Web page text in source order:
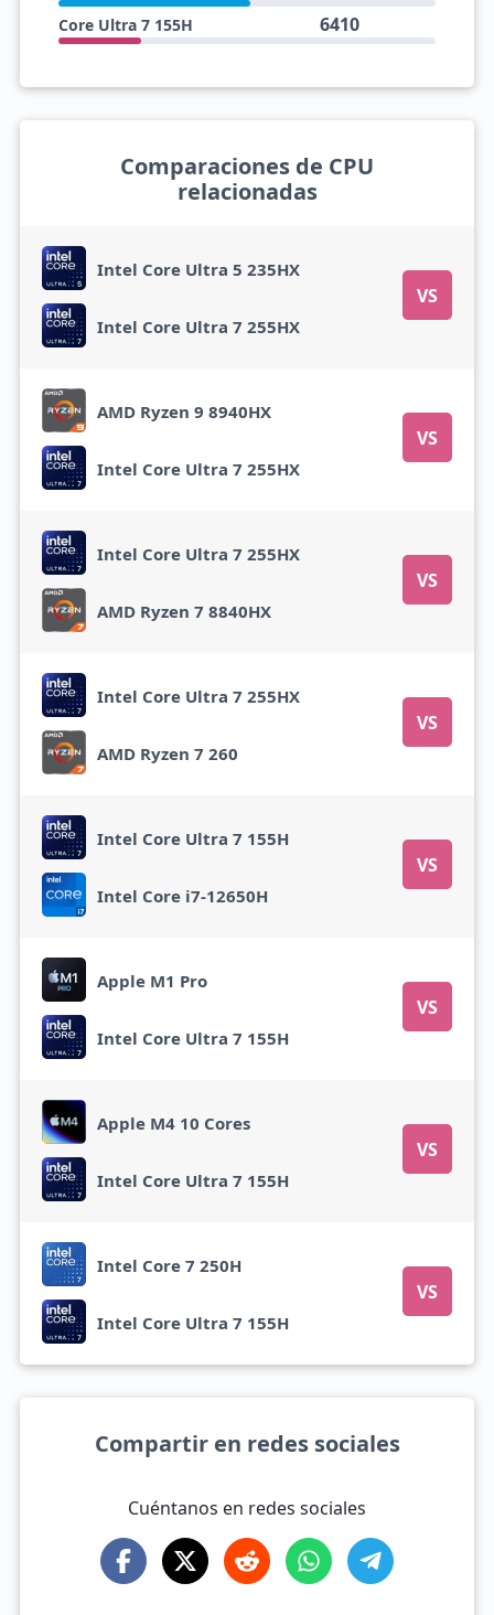
Core Ultra 7 155H 6410
Comparaciones de CPU
relacionadas
Intel Core Ultra 5 235HX
VS
Intel Core Ultra 7 255HX
AMD Ryzen 9 8940HX
VS
Intel Core Ultra 7 255HX
Intel Core Ultra 7 255HX
VS
AMD Ryzen 7 8840HX
Intel Core Ultra 7 255HX
VS
AMD Ryzen 7 260
Intel Core Ultra 7 155H
VS
Intel Core i7-12650H
Apple M1 Pro
VS
Intel Core Ultra 7 155H
Apple M4 10 Cores
VS
Intel Core Ultra 7 155H
Intel Core 7 250H
VS
Intel Core Ultra 7 155H
Compartir en redes sociales
Cuéntanos en redes sociales